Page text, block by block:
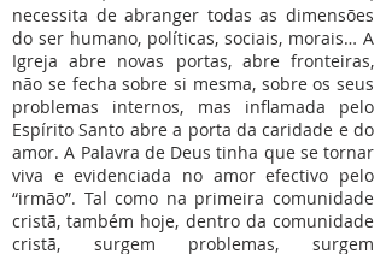
necessita de abranger todas as dimensões
do ser humano, políticas, sociais, morais… A
Igreja abre novas portas, abre fronteiras,
não se fecha sobre si mesma, sobre os seus
problemas internos, mas inflamada pelo
Espírito Santo abre a porta da caridade e do
amor. A Palavra de Deus tinha que se tornar
viva e evidenciada no amor efectivo pelo
“irmão”. Tal como na primeira comunidade
cristã, também hoje, dentro da comunidade
cristã, surgem problemas, surgem